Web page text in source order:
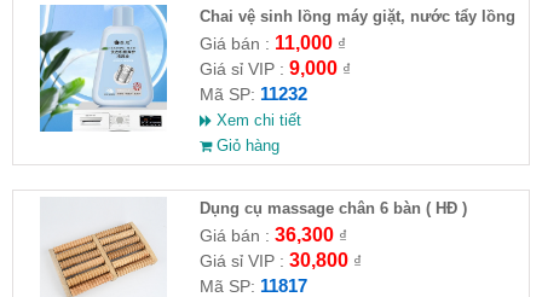
Chai vệ sinh lồng máy giặt, nước tẩy lồng
máy giặt CLEANING FLUID
Giá bán : 11,000₫
Giá sỉ VIP : 9,000₫
Mã SP: 11232
Xem chi tiết
Giỏ hàng
Dụng cụ massage chân 6 bàn ( HĐ )
Giá bán : 36,300₫
Giá sỉ VIP : 30,800₫
Mã SP: 11817